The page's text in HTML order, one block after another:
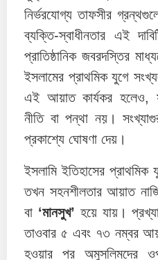
নির্ভরযোগ্য তাফসীর
ব্যক্তি-স্বাধীনতার এই
প্রাতিষ্ঠানিক জবরদস্তির
ইসলামের প্রাথমিক যুগে
এই আয়াত কার্যকর হলেও,
নীতি বা পন্থা নয়।
প্রকাশ্যে ঘোষণা দেয়।
ইসলামি ইতিহাসের প্রাথমিক
তখন সহনশীলতার আয়াত
বা ‘মানসুখ’ হয়ে যায়।
তাওবার ৫ এবং ৭৩ নম্বর
হওয়ার পর অমুসলিমদের